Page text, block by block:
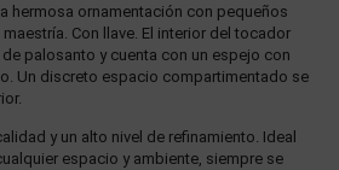
hermosa ornamentación con pequeños
Con llave. El interior del tocador
palosanto y cuenta con un espejo con
Un discreto espacio compartimentado se
y un alto nivel de refinamiento. Ideal
espacio y ambiente, siempre se